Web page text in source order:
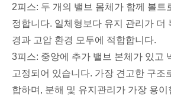
2피스: 두 개의 밸브 몸체가 함께 볼트
정합니다. 일체형보다 유지 관리가 더
경과 고압 환경 모두에 적합합니다.
3피스: 중앙에 추가 밸브 본체가 있고
고정되어 있습니다. 가장 견고한 구조
합하며, 분해 및 유지관리가 가장 용이